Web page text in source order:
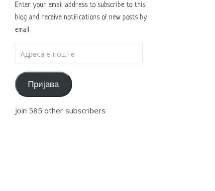
Enter your email address to subscribe to this
blog and receive notifications of new posts by
email.
Пријава
Join 585 other subscribers